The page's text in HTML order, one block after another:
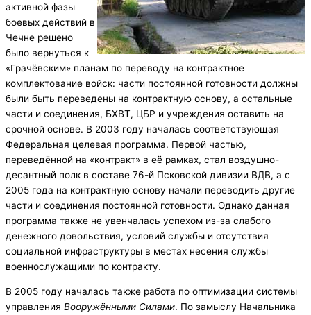
активной фазы
боевых действий в
Чечне решено
было вернуться к
«Грачёвским» планам по переводу на контрактное
комплектование войск: части постоянной готовности должны
были быть переведены на контрактную основу, а остальные
части и соединения, БХВТ, ЦБР и учреждения оставить на
срочной основе. В 2003 году началась соответствующая
Федеральная целевая программа. Первой частью,
переведённой на «контракт» в её рамках, стал воздушно-
десантный полк в составе 76-й Псковской дивизии ВДВ, а с
2005 года на контрактную основу начали переводить другие
части и соединения постоянной готовности. Однако данная
программа также не увенчалась успехом из-за слабого
денежного довольствия, условий службы и отсутствия
социальной инфраструктуры в местах несения службы
военнослужащими по контракту.
В 2005 году началась также работа по оптимизации системы
управления Вооружёнными Силами. По замыслу Начальника